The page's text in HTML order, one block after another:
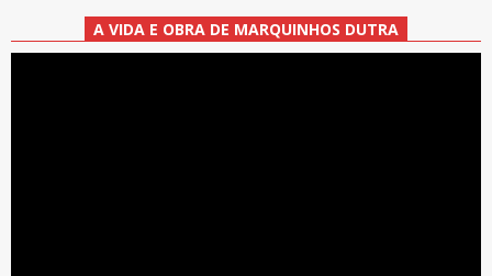
A VIDA E OBRA DE MARQUINHOS DUTRA